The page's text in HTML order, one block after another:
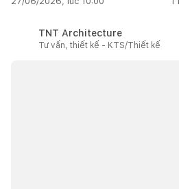
TNT Architecture
Tư vấn, thiết kế - KTS/Thiết kế